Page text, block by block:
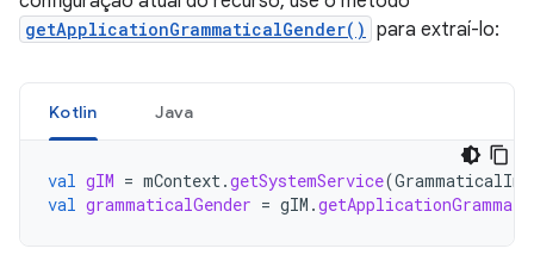
getApplicationGrammaticalGender() para extraí-lo:
Kotlin Java
val gIM = mContext.getSystemService(
val grammaticalGender = gIM .